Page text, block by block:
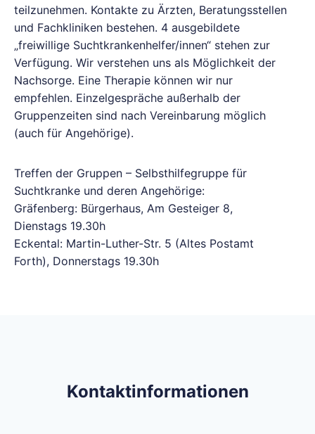
teilzunehmen. Kontakte zu Ärzten, Beratungsstellen
und Fachkliniken bestehen. 4 ausgebildete
„freiwillige Suchtkrankenhelfer/innen“ stehen zur
Verfügung. Wir verstehen uns als Möglichkeit der
Nachsorge. Eine Therapie können wir nur
empfehlen. Einzelgespräche außerhalb der
Gruppenzeiten sind nach Vereinbarung möglich
(auch für Angehörige).
Treffen der Gruppen – Selbsthilfegruppe für
Suchtkranke und deren Angehörige:
Gräfenberg: Bürgerhaus, Am Gesteiger 8,
Dienstags 19.30h
Eckental: Martin-Luther-Str. 5 (Altes Postamt
Forth), Donnerstags 19.30h
Kontaktinformationen